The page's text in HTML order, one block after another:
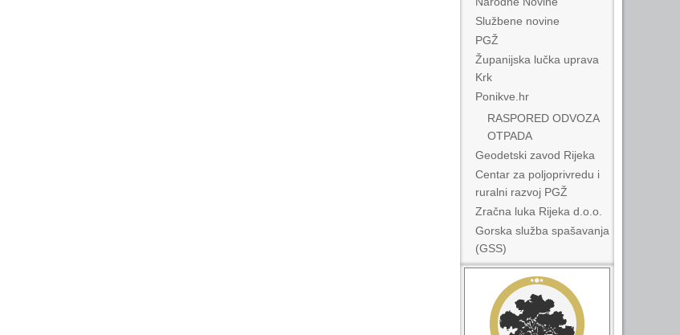
Službene novine
PGŽ
Županijska lučka uprava
Krk
Ponikve.hr
RASPORED ODVOZA
OTPADA
Geodetski zavod Rijeka
Centar za poljoprivredu i
ruralni razvoj PGŽ
Zračna luka Rijeka d.o.o.
Gorska služba spašavanja
(GSS)